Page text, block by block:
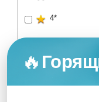
4*